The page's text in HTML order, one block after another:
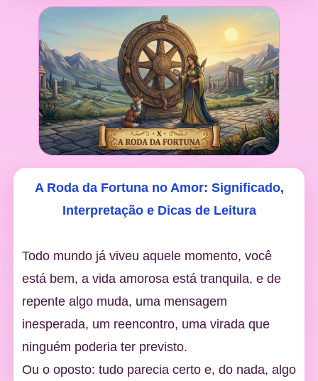
A Roda da Fortuna no Amor: Significado,
Interpretação e Dicas de Leitura
Todo mundo já viveu aquele momento, você
está bem, a vida amorosa está tranquila, e de
repente algo muda, uma mensagem
inesperada, um reencontro, uma virada que
ninguém poderia ter previsto.
Ou o oposto: tudo parecia certo e, do nada, algo